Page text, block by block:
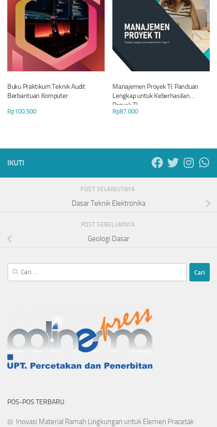
Buku Praktikum Teknik Audit
Berbantuan Komputer
Rp100.500
Manajemen Proyek TI: Panduan
Lengkap untuk Keberhasilan
Proyek TI
Rp87.000
IKUTI
POST SELANJUTNYA
Dasar Teknik Elektronika
POST SEBELUMNYA
Geologi Dasar
Cari
untuk:
POS-POS TERBARU
Inovasi Material Ramah Lingkungan untuk Elemen Pracetak